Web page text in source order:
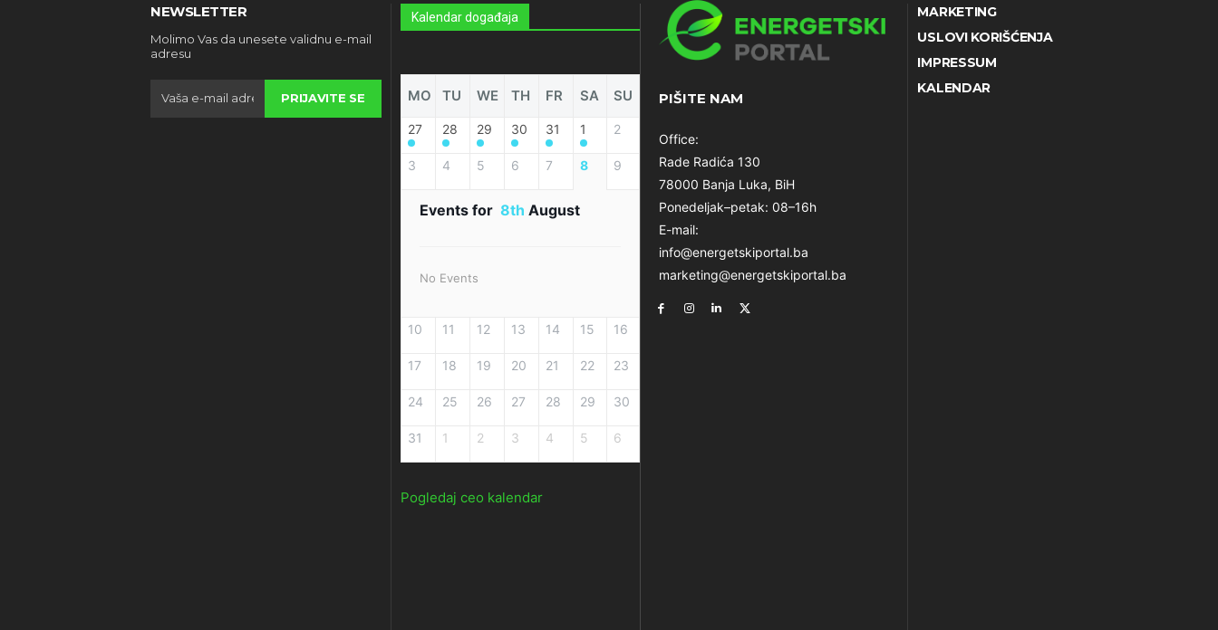
NEWSLETTER
Molimo Vas da unesete validnu e-mail
adresu
PRIJAVITE SE
Kalendar događaja
MO TU WE TH FR SA SU
27 28 29 30 31 1 2
3 4 5 6 7 8 9
Events for 8th August
No Events
10 11 12 13 14 15 16
17 18 19 20 21 22 23
24 25 26 27 28 29 30
31 1 2 3 4 5 6
Pogledaj ceo kalendar
PIŠITE NAM
Office:
Rade Radića 130
78000 Banja Luka, BiH
Ponedeljak–petak: 08–16h
E-mail:
info@energetskiportal.ba
marketing@energetskiportal.ba
MARKETING
USLOVI KORIŠĆENJA
IMPRESSUM
KALENDAR